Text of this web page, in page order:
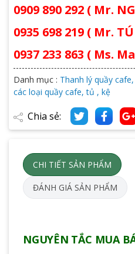
0909 890 292 ( Mr.
0935 698 219 ( Mr.
0937 233 863 ( Ms.
Danh mục : Thanh lý quầy
các loại quầy cafe, tủ , kệ
Chia sẻ:
CHI TIẾT SẢN PHẨM
ĐÁNH GIÁ SẢN PHẨM
NGUYÊN TẮC MUA